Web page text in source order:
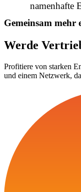
namenhafte
Gemeinsam mehr
Werde
Profitiere von starken
und einem Netzwerk,